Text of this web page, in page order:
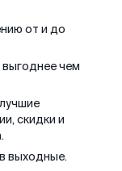
от и до
выгоднее чем
скидки и
выходные.